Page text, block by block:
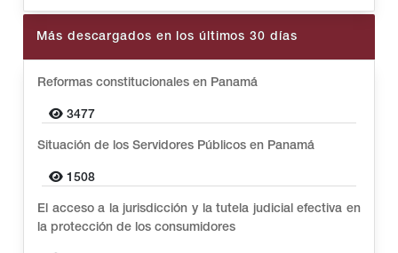
Más descargados en los últimos 30 días
Reformas constitucionales en Panamá
3477
Situación de los Servidores Públicos en Panamá
1508
El acceso a la jurisdicción y la tutela judicial efectiva en
la protección de los consumidores